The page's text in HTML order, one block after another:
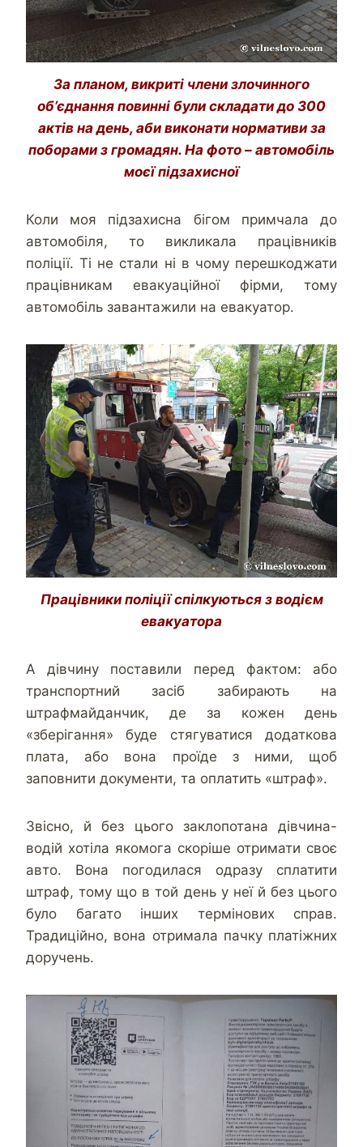
За планом, викриті члени злочинного
об’єднання повинні були складати до 300
актів на день, аби виконати нормативи за
поборами з громадян. На фото – автомобіль
моєї підзахисної
Коли моя підзахисна бігом примчала до
автомобіля, то викликала працівників
поліції. Ті не стали ні в чому перешкоджати
працівникам евакуаційної фірми, тому
автомобіль завантажили на евакуатор.
Працівники поліції спілкуються з водієм
евакуатора
А дівчину поставили перед фактом: або
транспортний засіб забирають на
штрафмайданчик, де за кожен день
«зберігання» буде стягуватися додаткова
плата, або вона проїде з ними, щоб
заповнити документи, та оплатить «штраф».
Звісно, й без цього заклопотана дівчина-
водій хотіла якомога скоріше отримати своє
авто. Вона погодилася одразу сплатити
штраф, тому що в той день у неї й без цього
було багато інших термінових справ.
Традиційно, вона отримала пачку платіжних
доручень.